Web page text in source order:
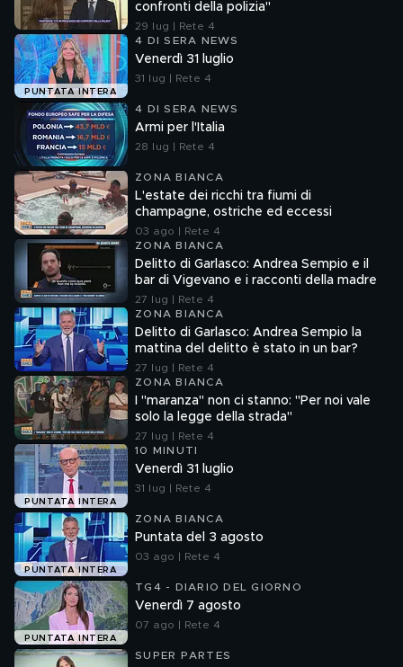
confronti della polizia"
29 lug | Rete 4
PUNTATA INTERA
4 DI SERA NEWS
Venerdì 31 luglio
31 lug | Rete 4
4 DI SERA NEWS
Armi per l'Italia
28 lug | Rete 4
ZONA BIANCA
L'estate dei ricchi tra fiumi di
champagne, ostriche ed eccessi
03 ago | Rete 4
ZONA BIANCA
Delitto di Garlasco: Andrea Sempio e il
bar di Vigevano e i racconti della madre
27 lug | Rete 4
ZONA BIANCA
Delitto di Garlasco: Andrea Sempio la
mattina del delitto è stato in un bar?
27 lug | Rete 4
ZONA BIANCA
I "maranza" non ci stanno: "Per noi vale
solo la legge della strada"
27 lug | Rete 4
PUNTATA INTERA
10 MINUTI
Venerdì 31 luglio
31 lug | Rete 4
PUNTATA INTERA
ZONA BIANCA
Puntata del 3 agosto
03 ago | Rete 4
PUNTATA INTERA
TG4 - DIARIO DEL GIORNO
Venerdì 7 agosto
07 ago | Rete 4
SUPER PARTES